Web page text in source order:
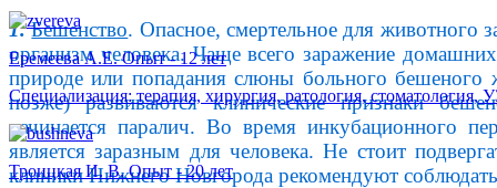
1. Бешенство. Опасное, смертельное для животного
организм человека. Чаще всего заражение
природе или попадания слюны больного
позже) развиваются клинические признаки
начинается паралич. Во время инкубационного
является заразным для человека. Не стоит
клиники Нижнего Новгорода рекомендуют
Еремеева А.Е. Опыт - 12 лет
Специализация: терапия, хирургия, ратология, стоматология,
Троицкая И. В. Опыт - 20 лет